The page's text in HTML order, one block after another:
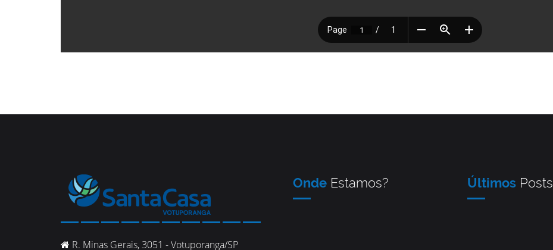
R. Minas Gerais, 3051 - Votuporanga/SP
Onde Estamos? ÚltimosPosts